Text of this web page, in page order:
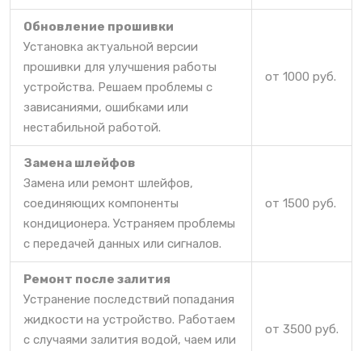
Обновление прошивки
Установка актуальной версии
прошивки для улучшения работы
устройства. Решаем проблемы с
зависаниями, ошибками или
нестабильной работой.
от 1000 руб.
Замена шлейфов
Замена или ремонт шлейфов,
соединяющих компоненты
кондиционера. Устраняем проблемы
с передачей данных или сигналов.
от 1500 руб.
Ремонт после залития
Устранение последствий попадания
жидкости на устройство. Работаем
с случаями залития водой, чаем или
от 3500 руб.